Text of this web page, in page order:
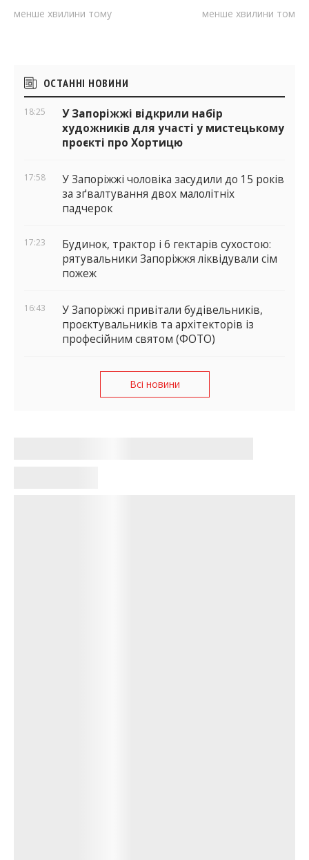
менше хвилини тому менше хвилини тому
Бічні
віджети
ОСТАННІ НОВИНИ
18:25
У Запоріжжі відкрили набір
художників для участі у мистецькому
проєкті про Хортицю
17:58
У Запоріжжі чоловіка засудили до 15 років
за зґвалтування двох малолітніх
падчерок
17:23
Будинок, трактор і 6 гектарів сухостою:
рятувальники Запоріжжя ліквідували сім
пожеж
16:43
У Запоріжжі привітали будівельників,
проєктувальників та архітекторів із
професійним святом (ФОТО)
Всі новини